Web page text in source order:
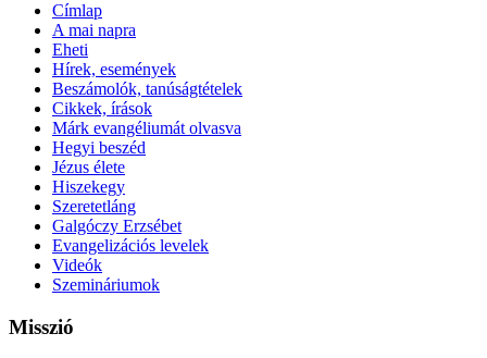
Címlap
A mai napra
Eheti
Hírek, események
Beszámolók, tanúságtételek
Cikkek, írások
Márk evangéliumát olvasva
Hegyi beszéd
Jézus élete
Hiszekegy
Szeretetláng
Galgóczy Erzsébet
Evangelizációs levelek
Videók
Szemináriumok
Misszió